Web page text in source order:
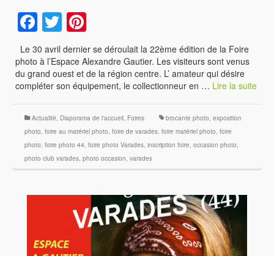
Facebook
Twitter
Le 30 avril dernier se déroulait la 22ème édition de la Foire
photo à l’Espace Alexandre Gautier. Les visiteurs sont venus
du grand ouest et de la région centre. L’ amateur qui désire
compléter son équipement, le collectionneur en … Lire la suite
Actualité, Diaporama de l'accueil, Foires brocante photo, exposition
photo, foire au matériel photo, foire de varades, foire matériel photo, foire
photo, foire photo 44, foire photo Varades, inscription foire, occasion photo,
photo club varades, photo occasion, varades